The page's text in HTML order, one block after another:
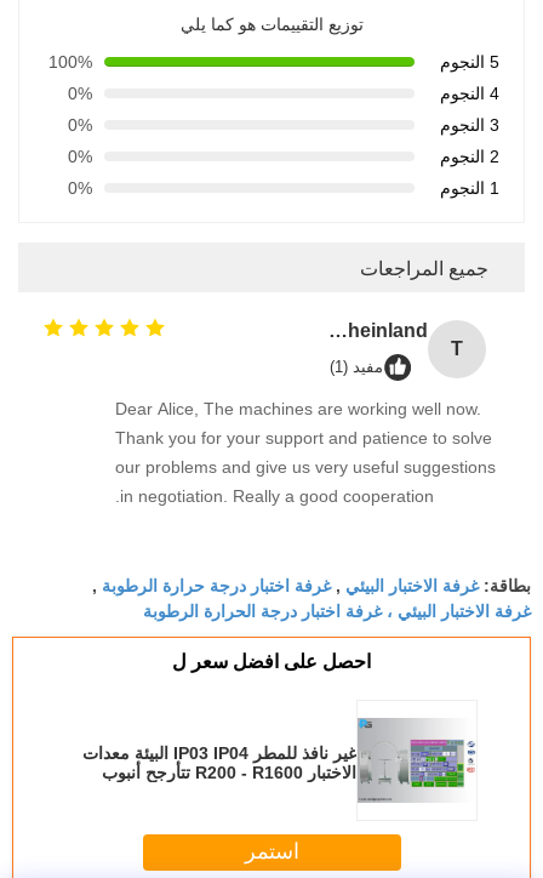
توزيع التقييمات هو كما يلي
5 النجوم
100%
4 النجوم
0%
3 النجوم
0%
2 النجوم
0%
1 النجوم
0%
جميع المراجعات
T
TUV Rheinland
مفيد (1)
Dear Alice, The machines are working well now.
Thank you for your support and patience to solve
our problems and give us very useful suggestions
in negotiation. Really a good cooperation.
بطاقة:غرفة الاختبار البيئي ,غرفة اختبار درجة حرارة الرطوبة ,
غرفة الاختبار البيئي ، غرفة اختبار درجة الحرارة الرطوبة
احصل على افضل سعر ل
غير نافذ للمطر IP03 IP04 البيئة معدات
الاختبار R200 - R1600 تتأرجح أنبوب
استمر